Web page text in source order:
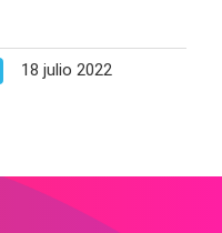
18 julio 2022